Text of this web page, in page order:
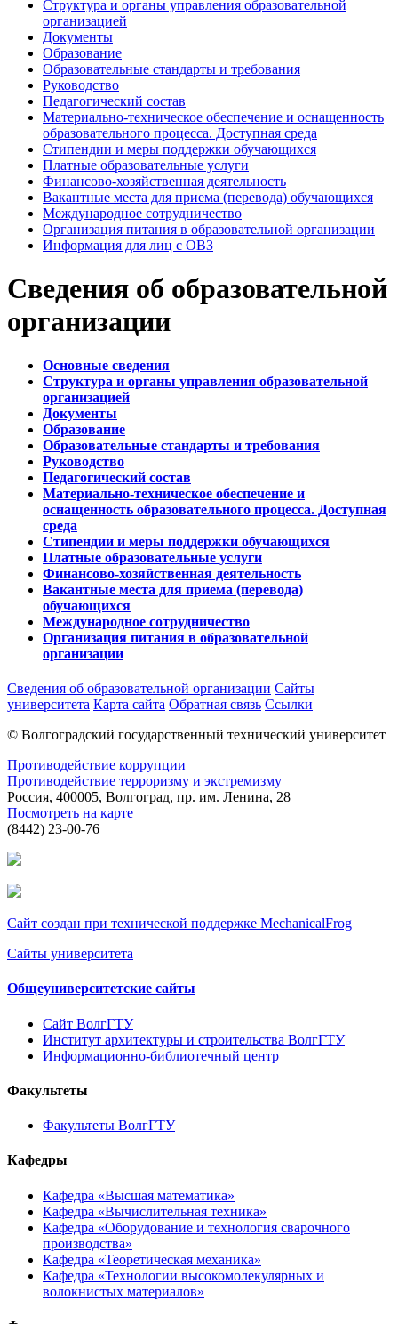
Структура и органы управления образовательной
организацией
Документы
Образование
Образовательные стандарты и требования
Руководство
Педагогический состав
Материально-техническое обеспечение и оснащенность
образовательного процесса. Доступная среда
Стипендии и меры поддержки обучающихся
Платные образовательные услуги
Финансово-хозяйственная деятельность
Вакантные места для приема (перевода) обучающихся
Международное сотрудничество
Организация питания в образовательной организации
Информация для лиц с ОВЗ
Сведения об образовательной
организации
Основные сведения
Структура и органы управления образовательной
организацией
Документы
Образование
Образовательные стандарты и требования
Руководство
Педагогический состав
Материально-техническое обеспечение и
оснащенность образовательного процесса. Доступная
среда
Стипендии и меры поддержки обучающихся
Платные образовательные услуги
Финансово-хозяйственная деятельность
Вакантные места для приема (перевода)
обучающихся
Международное сотрудничество
Организация питания в образовательной
организации
Сведения об образовательной организации Сайты
университета Карта сайта Обратная связь Ссылки
© Волгоградский государственный технический университет
Противодействие коррупции
Противодействие терроризму и экстремизму
Россия, 400005, Волгоград, пр. им. Ленина, 28
Посмотреть на карте
(8442) 23-00-76
Сайт создан при технической поддержке MechanicalFrog
Сайты университета
Общеуниверситетские сайты
Сайт ВолгГТУ
Институт архитектуры и строительства ВолгГТУ
Информационно-библиотечный центр
Факультеты
Факультеты ВолгГТУ
Кафедры
Кафедра «Высшая математика»
Кафедра «Вычислительная техника»
Кафедра «Оборудование и технология сварочного
производства»
Кафедра «Теоретическая механика»
Кафедра «Технологии высокомолекулярных и
волокнистых материалов»